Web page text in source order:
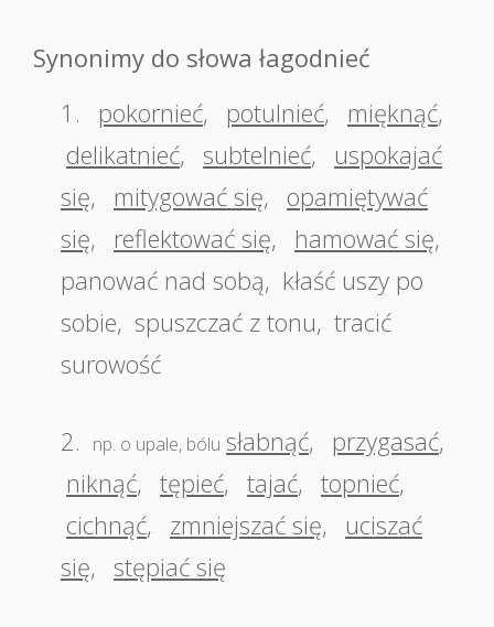
Synonimy do słowa łagodnieć
1.
pokornieć, potulnieć, mięknąć,
delikatnieć, subtelnieć,
uspokajać
się, mitygować się,
opamiętywać
się, reflektować się, hamować się,
panować nad sobą, kłaść uszy po
sobie, spuszczać z tonu, tracić
surowość
2. np. o upale, bólu słabnąć, przygasać,
niknąć, tępieć, tajać, topnieć,
cichnąć, zmniejszać się,
uciszać
się, stępiać się